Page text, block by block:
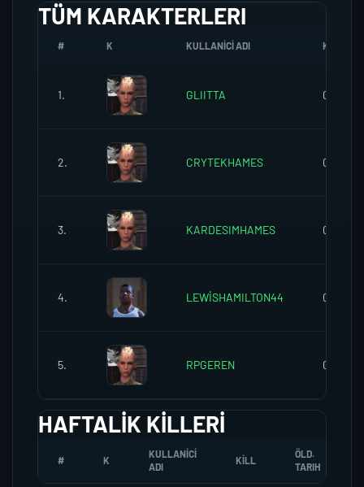
TÜM KARAKTERLERI
# K KULLANICI ADI K.SEREFI
1. GLIITTA 0
2. CRYTEKHAMES 0
3. KARDESIMHAMES 0
4. LEWİSHAMILTON44 0
5. RPGEREN 0
HAFTALIK KILLERI
# K
KULLANICI
ADI
KILL
ÖLD.
TARIH